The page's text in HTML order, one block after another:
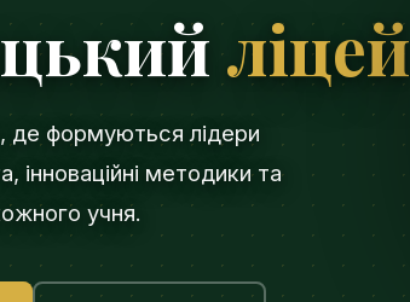
ліцей
де формуються лідери
інноваційні методики та
учня.